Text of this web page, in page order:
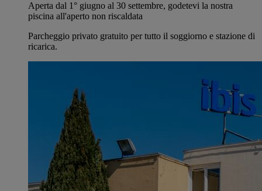
Aperta dal 1° giugno al 30 settembre, godetevi la nostra
piscina all'aperto non riscaldata
Parcheggio privato gratuito per tutto il soggiorno e stazione di
ricarica.